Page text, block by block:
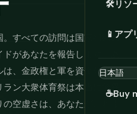
🛠️リソ
📱 アプ
☕Buy
すべての訪問は国家組織の
があなたを報告します。あ
、金政権と軍を資金化する
ン大衆体育祭は本当に驚異
空虚さは、あなたがこれま